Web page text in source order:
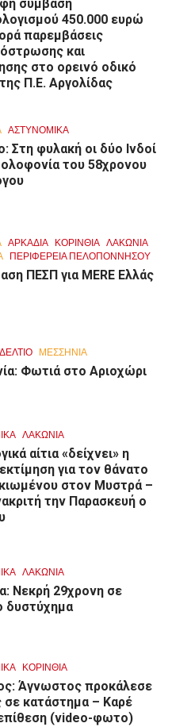
σύμβαση
450.000 ευρώ
παρεμβάσεις
και
στο ορεινό οδικό
Π.Ε. Αργολίδας
ΑΣΤΥΝΟΜΙΚΑ
Στη φυλακή οι δύο Ινδοί
του 58χρονου
ΑΡΚΑΔΊΑ ΚΟΡΙΝΘΊΑ ΛΑΚΩΝΙΑ
ΠΕΡΙΦΈΡΕΙΑ ΠΕΛΟΠΟΝΝΉΣΟΥ
ΠΕΣΠ για MERE Ελλάς
ΜΕΣΣΗΝΙΑ
Φωτιά στο Αριοχώρι
ΛΑΚΩΝΙΑ
αίτια «δείχνει» η
για τον θάνατο
στον Μυστρά –
την Παρασκευή ο
ΛΑΚΩΝΙΑ
Νεκρή 29χρονη σε
δυστύχημα
ΚΟΡΙΝΘΊΑ
Άγνωστος προκάλεσε
σε κατάστημα – Καρέ
(video-φωτο)